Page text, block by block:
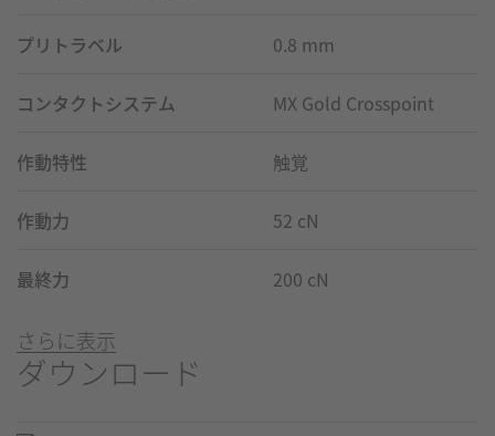
プリトラベル 0.8 mm
コンタクトシステム MX Gold Crosspoint
作動特性 触覚
作動力 52 cN
最終力 200 cN
さらに表示
ダウンロード